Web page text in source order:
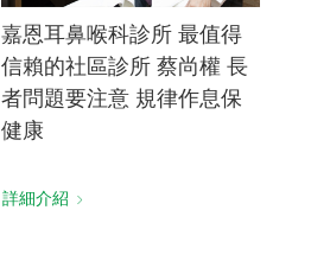
嘉恩耳鼻喉科診所 最值得
信賴的社區診所 蔡尚權 長
者問題要注意 規律作息保
健康
詳細介紹